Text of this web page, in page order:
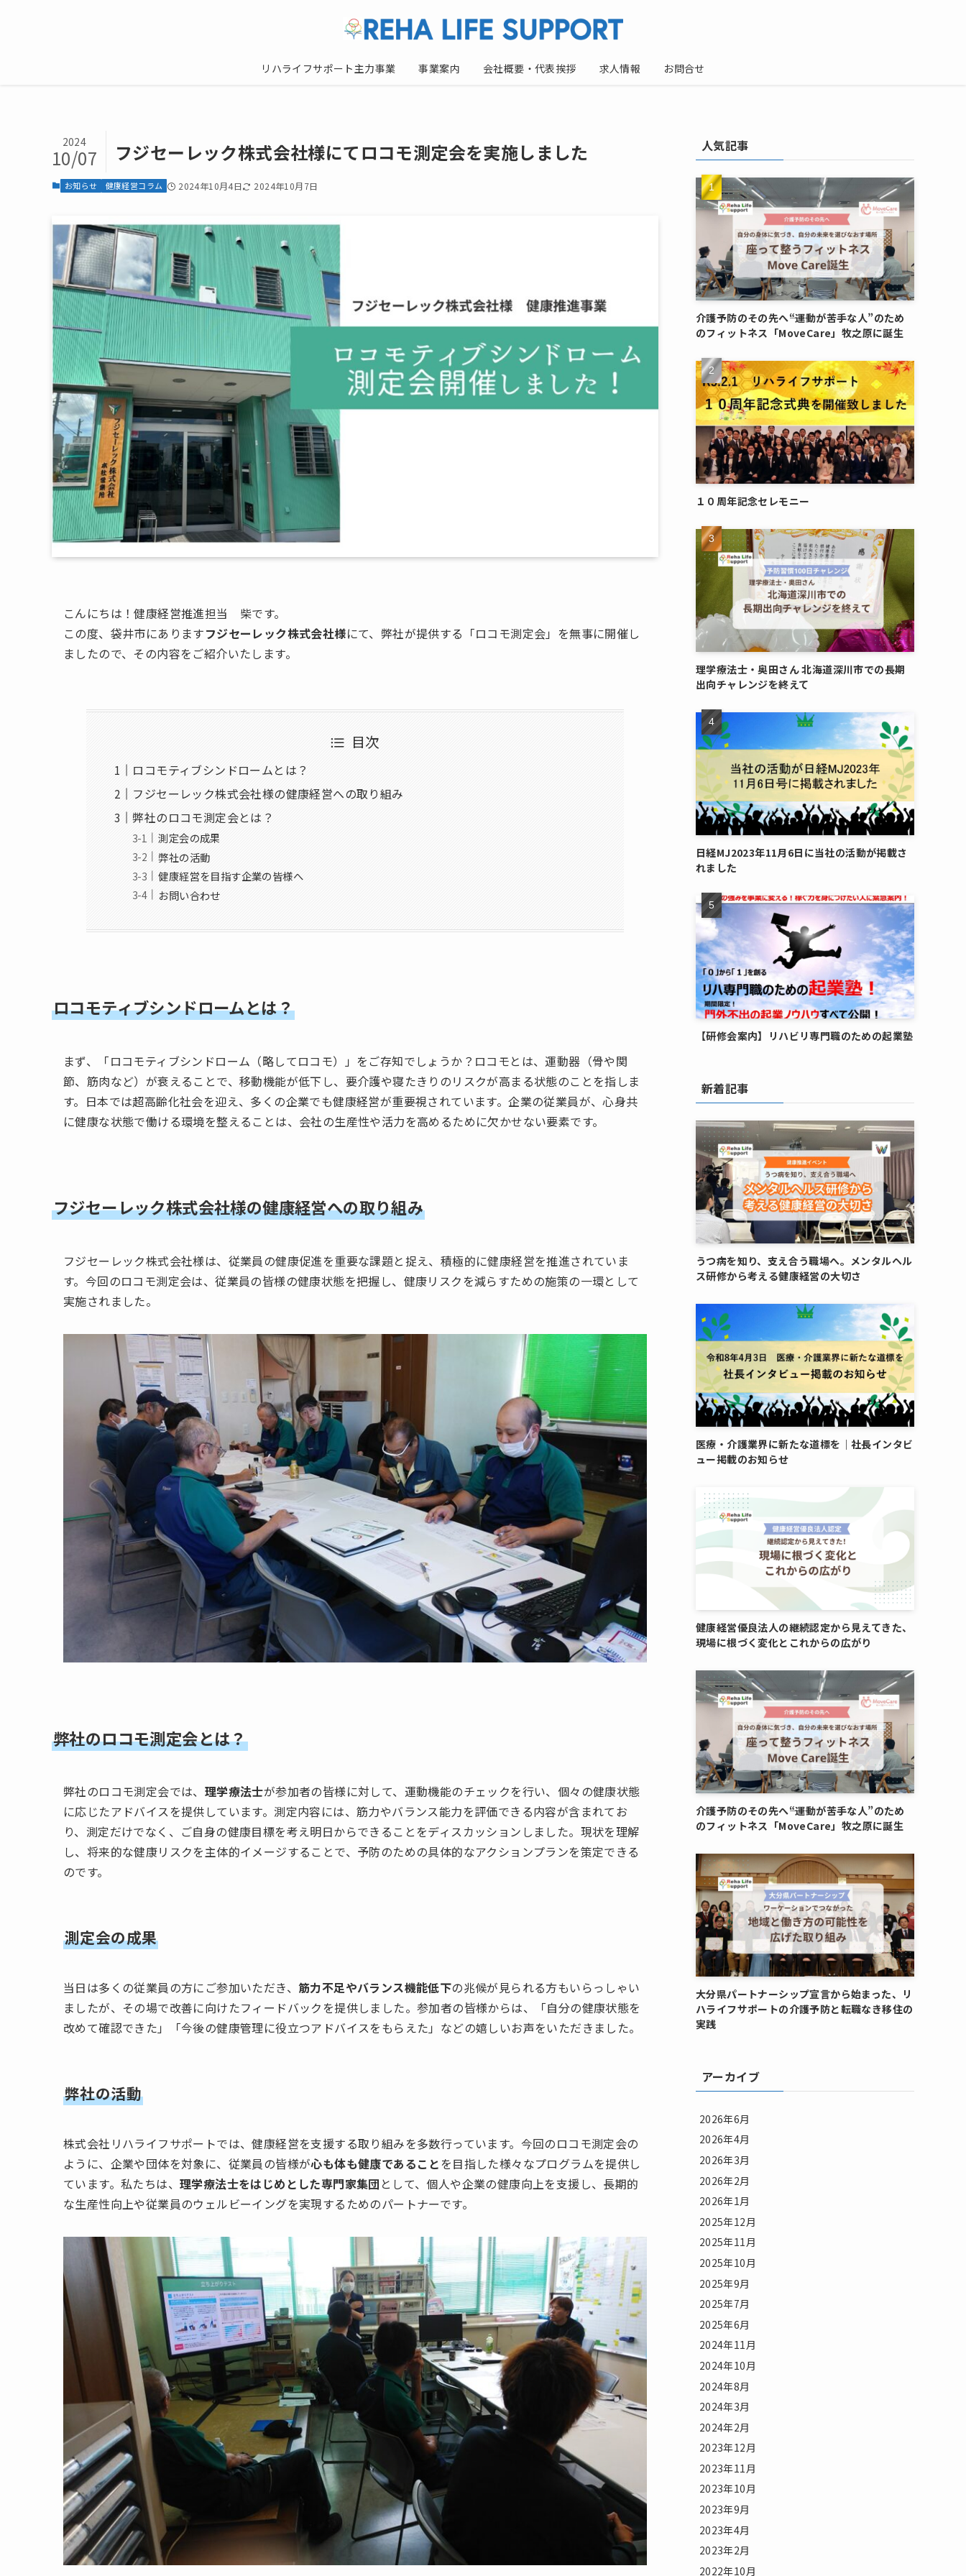
リハライフサポート主力事業 事業案内 会社概要・代表挨拶 求人情報 お問合せ
フジセーレック株式会社様にてロコモ測定会を実施しました
2024
10/07
お知らせ 健康経営コラム 2024年10月4日 2024年10月7日
こんにちは！健康経営推進担当 柴です。
この度、袋井市にありますフジセーレック株式会社様にて、弊社が提供する「ロコモ測定会」を無事に開催し
ましたので、その内容をご紹介いたします。
目次
ロコモティブシンドロームとは？
フジセーレック株式会社様の健康経営への取り組み
弊社のロコモ測定会とは？
測定会の成果
弊社の活動
健康経営を目指す企業の皆様へ
お問い合わせ
ロコモティブシンドロームとは？
まず、「ロコモティブシンドローム（略してロコモ）」をご存知でしょうか？ロコモとは、運動器（骨や関
節、筋肉など）が衰えることで、移動機能が低下し、要介護や寝たきりのリスクが高まる状態のことを指しま
す。日本では超高齢化社会を迎え、多くの企業でも健康経営が重要視されています。企業の従業員が、心身共
に健康な状態で働ける環境を整えることは、会社の生産性や活力を高めるために欠かせない要素です。
フジセーレック株式会社様の健康経営への取り組み
フジセーレック株式会社様は、従業員の健康促進を重要な課題と捉え、積極的に健康経営を推進されていま
す。今回のロコモ測定会は、従業員の皆様の健康状態を把握し、健康リスクを減らすための施策の一環として
実施されました。
弊社のロコモ測定会とは？
弊社のロコモ測定会では、 理学療法士が参加者の皆様に対して、運動機能のチェックを行い、個々の健康状態
に応じたアドバイスを提供しています。測定内容には、筋力やバランス能力を評価できる内容が含まれてお
り、測定だけでなく、ご自身の健康目標を考え明日からできることをディスカッションしました。現状を理解
し、将来的な健康リスクを主体的イメージすることで、予防のための具体的なアクションプランを策定できる
のです。
測定会の成果
当日は多くの従業員の方にご参加いただき、 筋力不足やバランス機能低下の兆候が見られる方もいらっしゃい
ましたが、その場で改善に向けたフィードバックを提供しました。参加者の皆様からは、「自分の健康状態を
改めて確認できた」「今後の健康管理に役立つアドバイスをもらえた」などの嬉しいお声をいただきました。
弊社の活動
株式会社リハライフサポートでは、健康経営を支援する取り組みを多数行っています。今回のロコモ測定会の
ように、企業や団体を対象に、従業員の皆様が心も体も健康であることを目指した様々なプログラムを提供し
ています。私たちは、 理学療法士をはじめとした専門家集団 として、個人や企業の健康向上を支援し、長期的
な生産性向上や従業員のウェルビーイングを実現するためのパートナーです。
人気記事
介護予防のその先へ――“運動が苦手な人”のため
のフィットネス「MoveCare」牧之原に誕生
１０周年記念セレモニー
理学療法士・奥田さん 北海道深川市での長期
出向チャレンジを終えて
日経MJ2023年11月6日に当社の活動が掲載さ
れました
【研修会案内】リハビリ専門職のための起業塾
新着記事
うつ病を知り、支え合う職場へ。メンタルヘル
ス研修から考える健康経営の大切さ
医療・介護業界に新たな道標を｜社長インタビ
ュー掲載のお知らせ
健康経営優良法人の継続認定から見えてきた、
現場に根づく変化とこれからの広がり
介護予防のその先へ――“運動が苦手な人”のため
のフィットネス「MoveCare」牧之原に誕生
大分県パートナーシップ宣言から始まった、リ
ハライフサポートの介護予防と転職なき移住の
実践
アーカイブ
2026年6月
2026年4月
2026年3月
2026年2月
2026年1月
2025年12月
2025年11月
2025年10月
2025年9月
2025年7月
2025年6月
2024年11月
2024年10月
2024年8月
2024年3月
2024年2月
2023年12月
2023年11月
2023年10月
2023年9月
2023年4月
2023年2月
2022年10月